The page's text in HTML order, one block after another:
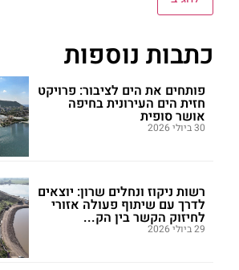
כתבות נוספות
פותחים את הים לציבור: פרויקט
חזית הים העירונית בחיפה
אושר סופית
30 ביולי 2026
רשות ניקוז ונחלים שרון: יוצאים
לדרך עם שיתוף פעולה אזורי
לחיזוק הקשר בין הק...
29 ביולי 2026